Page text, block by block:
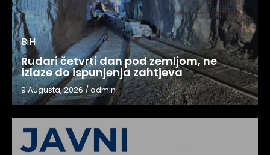
BiH
Rudari četvrti dan pod zemljom, ne
izlaze do ispunjenja zahtjeva
9 Augusta, 2026 /admin